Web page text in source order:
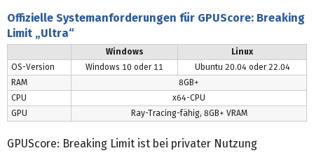
Offizielle Systemanforderungen für GPUScore: Breaking
Limit „Ultra“
Windows
Linux
OS-Version
Windows 10 oder 11
Ubuntu 20.04 oder 22.04
RAM
8GB+
CPU
x64-CPU
GPU
Ray-Tracing-fähig, 8GB+ VRAM
GPUScore: Breaking Limit ist bei privater Nutzung